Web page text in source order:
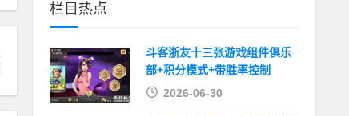
栏目热点
斗客浙友十三张游戏组件俱乐
部+积分模式+带胜率控制
2026-06-30